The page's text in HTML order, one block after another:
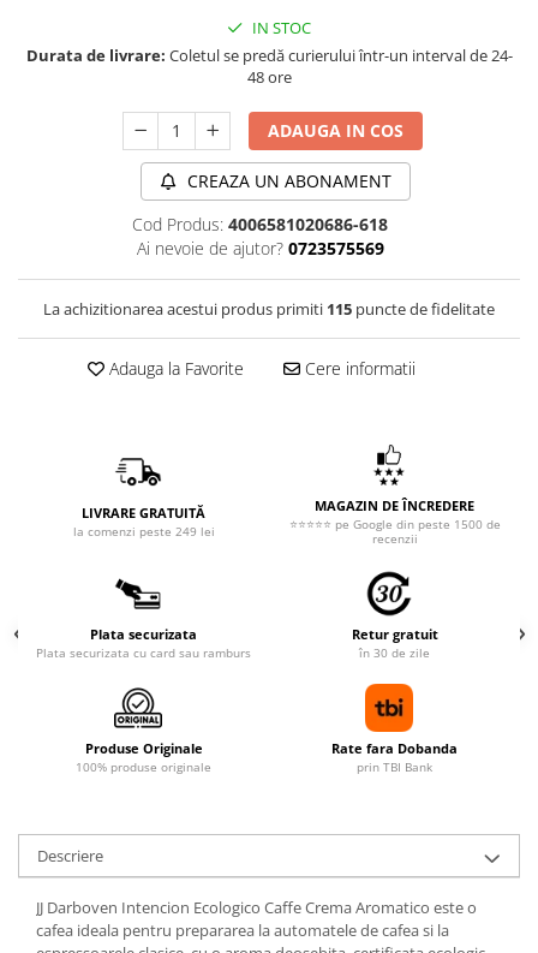
IN STOC
Durata de livrare: Coletul se predă curierului într-un interval de 24-
48 ore
ADAUGA IN COS
CREAZA UN ABONAMENT
Cod Produs: 4006581020686-618
Ai nevoie de ajutor? 0723575569
La achizitionarea acestui produs primiti 115 puncte de fidelitate
Adauga la Favorite Cere informatii
LIVRARE GRATUITĂ
la comenzi peste 249 lei
MAGAZIN DE ÎNCREDERE
⭐⭐⭐⭐⭐ pe Google din peste 1500 de
recenzii
Plata securizata
Plata securizata cu card sau ramburs
Retur gratuit
în 30 de zile
Produse Originale
100% produse originale
Rate fara Dobanda
prin TBI Bank
Descriere
JJ Darboven Intencion Ecologico Caffe Crema Aromatico este o
cafea ideala pentru prepararea la automatele de cafea si la